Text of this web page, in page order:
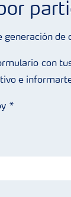
con
e